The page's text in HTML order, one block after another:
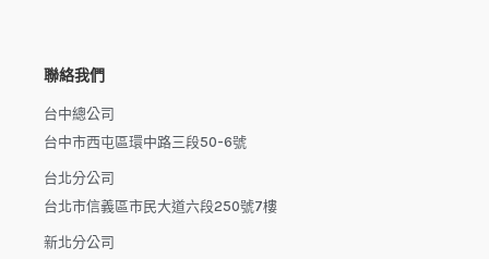
聯絡我們
台中總公司
台中市西屯區環中路三段50-6號
台北分公司
台北市信義區市民大道六段250號7樓
新北分公司